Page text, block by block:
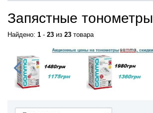
Запястные тонометры
Найдено: 1 - 23 из 23 товара